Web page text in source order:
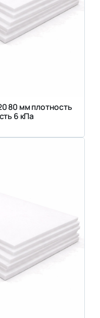
80 мм плотность
6 кПа